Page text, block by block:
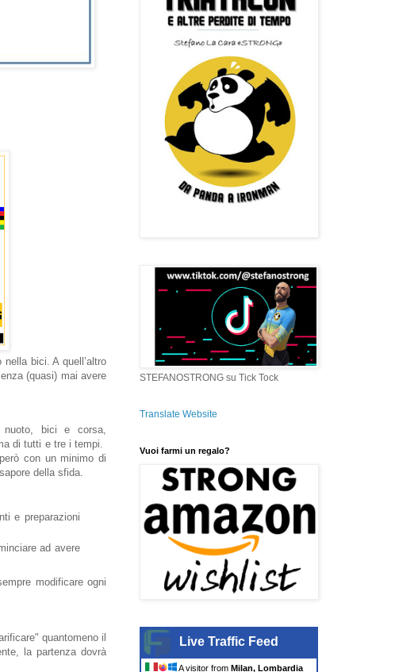
bici. A quell’altro
(quasi) mai avere
nuoto, bici e corsa,
di tutti e tre i tempi.
con un minimo di
della sfida.
e preparazioni
ad avere
modificare ogni
quantomeno il
la partenza dovrà
STEFANOSTRONG su Tick Tock
Translate Website
Vuoi farmi un regalo?
Live Traffic Feed
A visitor from Milan, Lombardia